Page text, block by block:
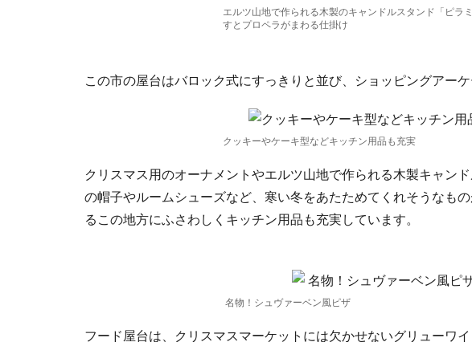
エルツ山地で作られる木製のキャンドルスタンド「ピラ
すとプロペラがまわる仕掛け
この市の屋台はバロック式にすっきりと並び、ショッピングアー
クッキーやケーキ型などキッチン用品も充実
クリスマス用のオーナメントやエルツ山地で作られる木製キャン
の帽子やルームシューズなど、寒い冬をあたためてくれそうなも
るこの地方にふさわしくキッチン用品も充実しています。
名物！シュヴァーベン風ピザ
フード屋台は、クリスマスマーケットには欠かせないグリューワ